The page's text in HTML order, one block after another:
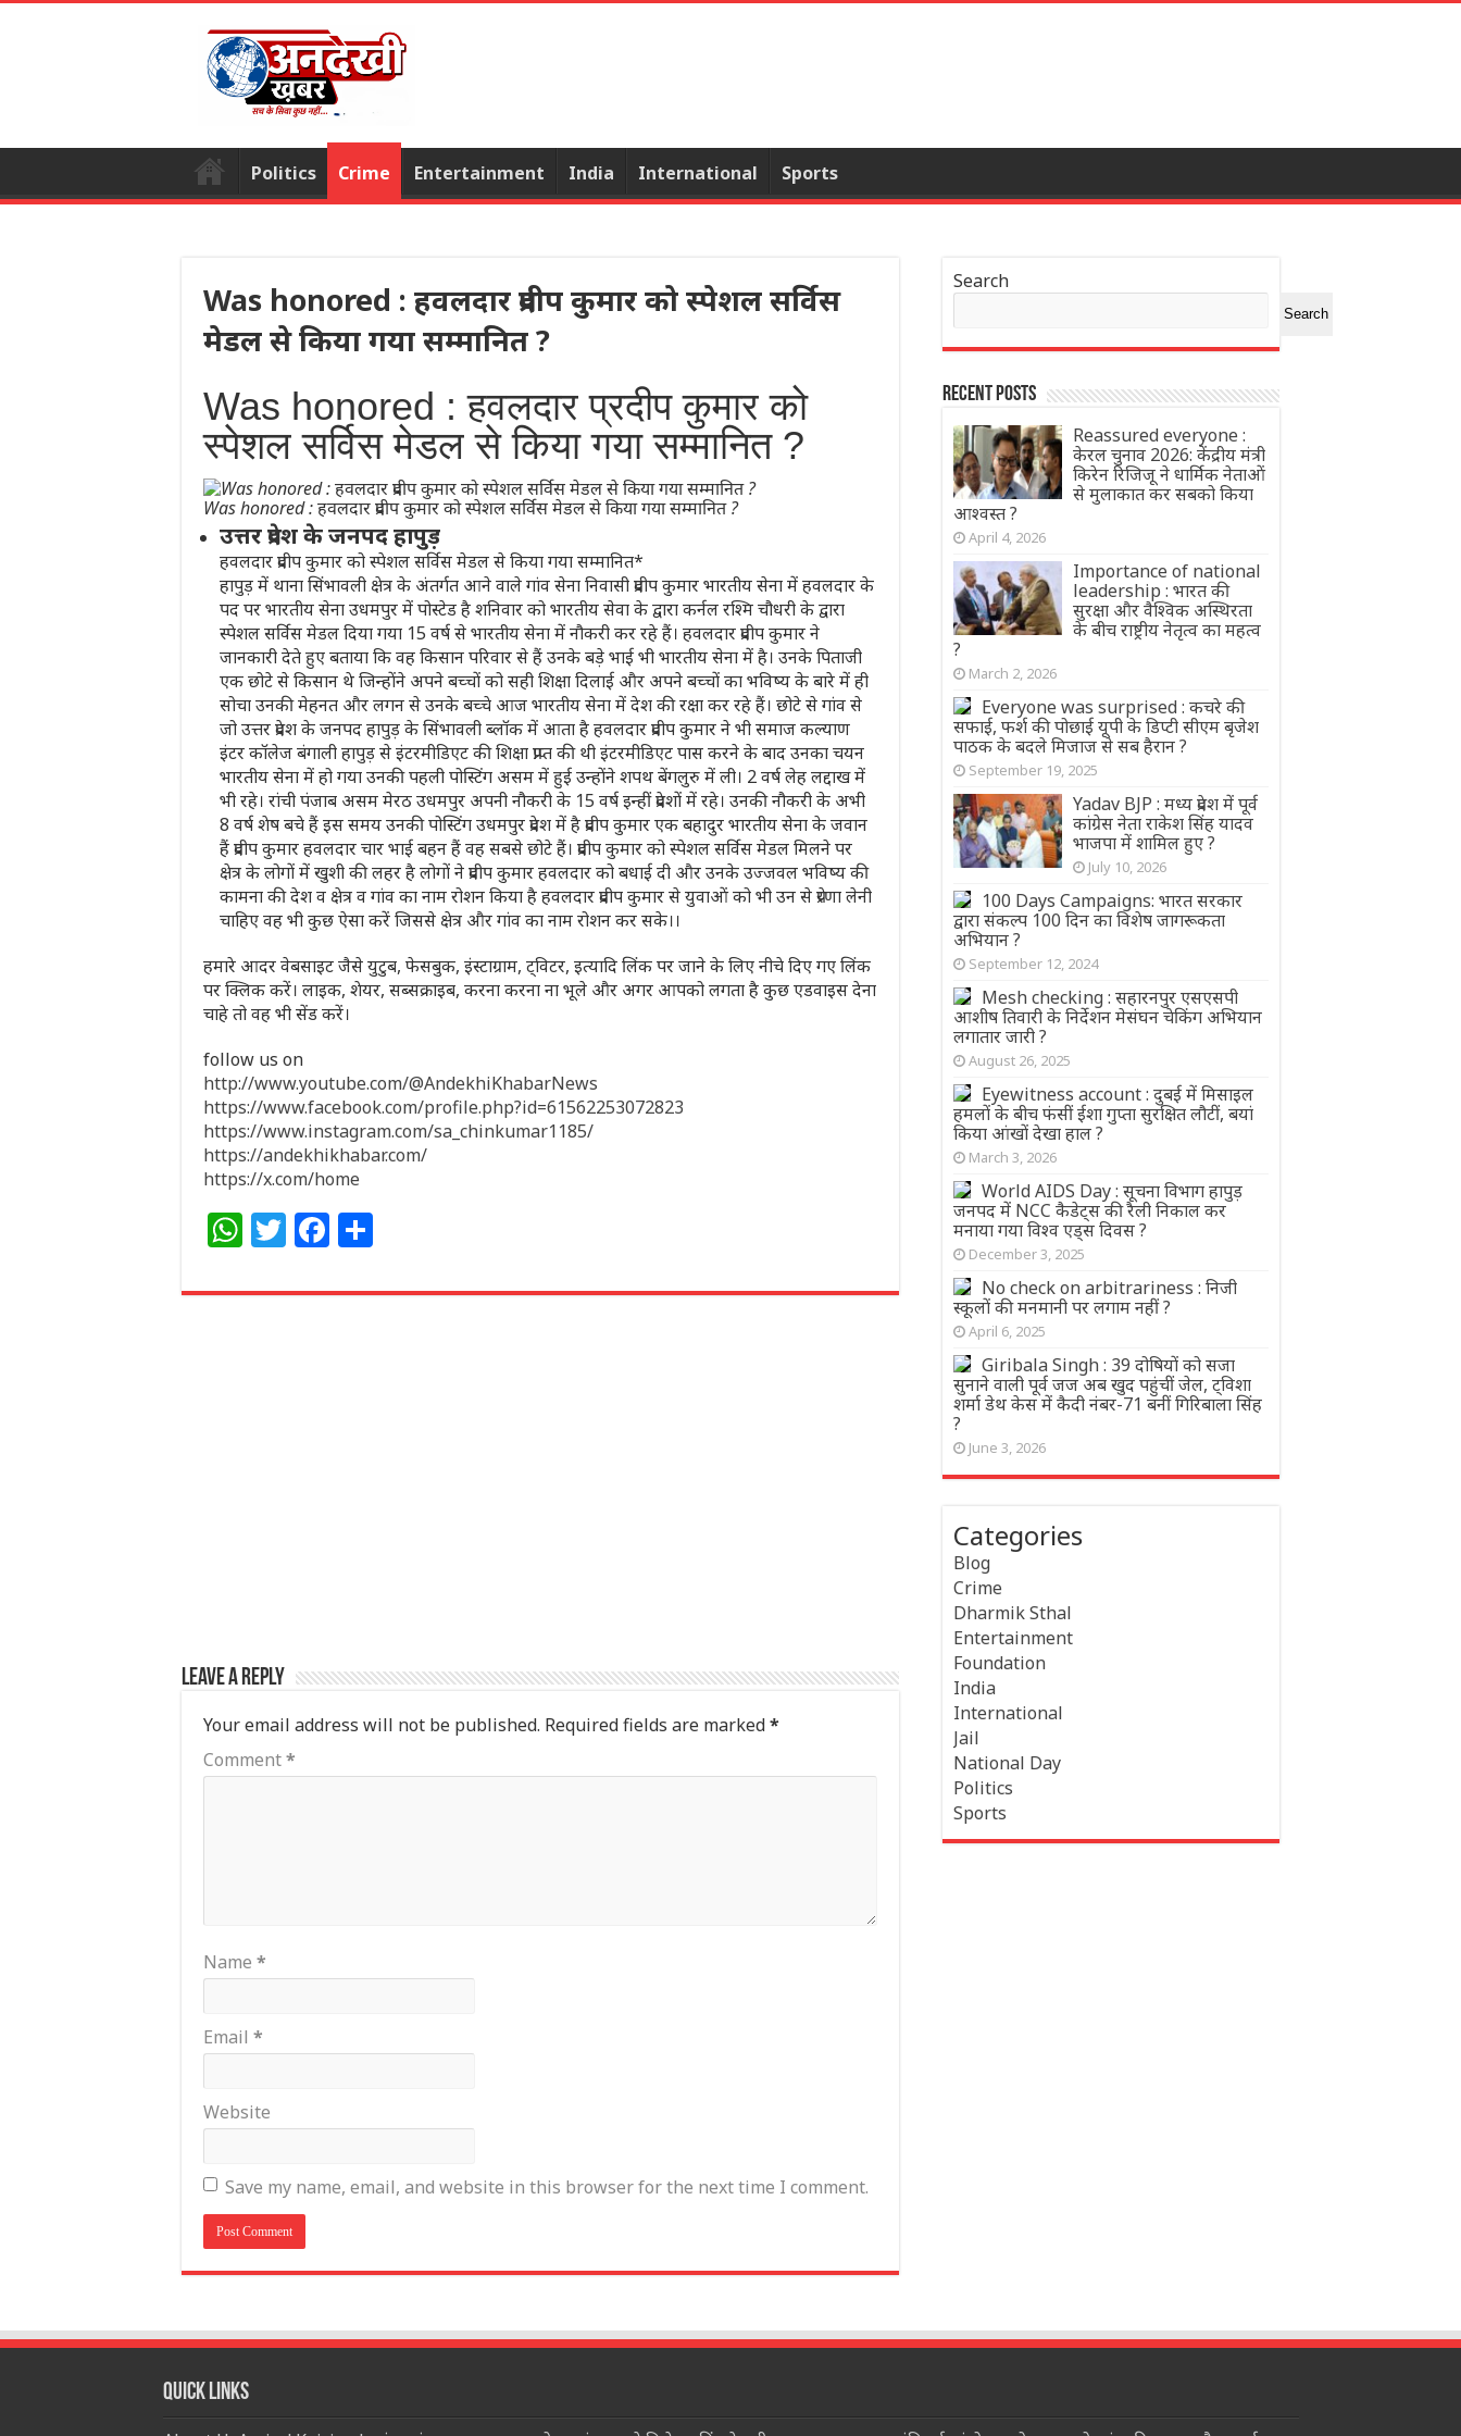
Politics Crime Entertainment India International Sports
Was honored : हवलदार प्रदीप कुमार को स्पेशल सर्विस
मेडल से किया गया सम्मानित ?
Was honored : हवलदार प्रदीप कुमार को
स्पेशल सर्विस मेडल से किया गया सम्मानित ?
Was honored : हवलदार प्रदीप कुमार को स्पेशल सर्विस मेडल से किया गया सम्मानित ?
उत्तर प्रदेश के जनपद हापुड़
हवलदार प्रदीप कुमार को स्पेशल सर्विस मेडल से किया गया सम्मानित*
हापुड़ में थाना सिंभावली क्षेत्र के अंतर्गत आने वाले गांव सेना निवासी प्रदीप कुमार भारतीय सेना में हवलदार के
पद पर भारतीय सेना उधमपुर में पोस्टेड है शनिवार को भारतीय सेवा के द्वारा कर्नल रश्मि चौधरी के द्वारा
स्पेशल सर्विस मेडल दिया गया 15 वर्ष से भारतीय सेना में नौकरी कर रहे हैं। हवलदार प्रदीप कुमार ने
जानकारी देते हुए बताया कि वह किसान परिवार से हैं उनके बड़े भाई भी भारतीय सेना में है। उनके पिताजी
एक छोटे से किसान थे जिन्होंने अपने बच्चों को सही शिक्षा दिलाई और अपने बच्चों का भविष्य के बारे में ही
सोचा उनकी मेहनत और लगन से उनके बच्चे आज भारतीय सेना में देश की रक्षा कर रहे हैं। छोटे से गांव से
जो उत्तर प्रदेश के जनपद हापुड़ के सिंभावली ब्लॉक में आता है हवलदार प्रदीप कुमार ने भी समाज कल्याण
इंटर कॉलेज बंगाली हापुड़ से इंटरमीडिएट की शिक्षा प्राप्त की थी इंटरमीडिएट पास करने के बाद उनका चयन
भारतीय सेना में हो गया उनकी पहली पोस्टिंग असम में हुई उन्होंने शपथ बेंगलुरु में ली। 2 वर्ष लेह लद्दाख में
भी रहे। रांची पंजाब असम मेरठ उधमपुर अपनी नौकरी के 15 वर्ष इन्हीं प्रदेशों में रहे। उनकी नौकरी के अभी
8 वर्ष शेष बचे हैं इस समय उनकी पोस्टिंग उधमपुर प्रदेश में है प्रदीप कुमार एक बहादुर भारतीय सेना के जवान
हैं प्रदीप कुमार हवलदार चार भाई बहन हैं वह सबसे छोटे हैं। प्रदीप कुमार को स्पेशल सर्विस मेडल मिलने पर
क्षेत्र के लोगों में खुशी की लहर है लोगों ने प्रदीप कुमार हवलदार को बधाई दी और उनके उज्जवल भविष्य की
कामना की देश व क्षेत्र व गांव का नाम रोशन किया है हवलदार प्रदीप कुमार से युवाओं को भी उन से प्रेरणा लेनी
चाहिए वह भी कुछ ऐसा करें जिससे क्षेत्र और गांव का नाम रोशन कर सके।।
हमारे आदर वेबसाइट जैसे युटुब, फेसबुक, इंस्टाग्राम, ट्विटर, इत्यादि लिंक पर जाने के लिए नीचे दिए गए लिंक
पर क्लिक करें। लाइक, शेयर, सब्सक्राइब, करना करना ना भूले और अगर आपको लगता है कुछ एडवाइस देना
चाहे तो वह भी सेंड करें।
follow us on
http://www.youtube.com/@AndekhiKhabarNews
https://www.facebook.com/profile.php?id=61562253072823
https://www.instagram.com/sa_chinkumar1185/
https://andekhikhabar.com/
https://x.com/home
W
at
T
itt
F
c ar
Leave a Reply
Your email address will not be published. Required fields are marked*
Comment*
Name *
Email *
Website
Save my name, email, and website in this browser for the next time I comment.
Search
Search
Recent Posts
Reassured everyone :
केरल चुनाव 2026: केंद्रीय मंत्री
किरेन रिजिजू ने धार्मिक नेताओं
से मुलाकात कर सबको किया
आश्वस्त ?
April 4, 2026
Importance of national
leadership : भारत की
सुरक्षा और वैश्विक अस्थिरता
के बीच राष्ट्रीय नेतृत्व का महत्व
?
March 2, 2026
Everyone was surprised : कचरे की
सफाई, फर्श की पोछाई यूपी के डिप्टी सीएम बृजेश
पाठक के बदले मिजाज से सब हैरान ?
September 19, 2025
Yadav BJP : मध्य प्रदेश में पूर्व
कांग्रेस नेता राकेश सिंह यादव
भाजपा में शामिल हुए ?
July 10, 2026
100 Days Campaigns: भारत सरकार
द्वारा संकल्प 100 दिन का विशेष जागरूकता
अभियान ?
September 12, 2024
Mesh checking : सहारनपुर एसएसपी
आशीष तिवारी के निर्देशन मेसंघन चेकिंग अभियान
लगातार जारी ?
August 26, 2025
Eyewitness account : दुबई में मिसाइल
हमलों के बीच फंसीं ईशा गुप्ता सुरक्षित लौटीं, बयां
किया आंखों देखा हाल ?
March 3, 2026
World AIDS Day : सूचना विभाग हापुड़
जनपद में NCC कैडेट्स की रैली निकाल कर
मनाया गया विश्व एड्स दिवस ?
December 3, 2025
No check on arbitrariness : निजी
स्कूलों की मनमानी पर लगाम नहीं ?
April 6, 2025
Giribala Singh : 39 दोषियों को सजा
सुनाने वाली पूर्व जज अब खुद पहुंचीं जेल, ट्विशा
शर्मा डेथ केस में कैदी नंबर-71 बनीं गिरिबाला सिंह
?
June 3, 2026
Categories
Blog
Crime
Dharmik Sthal
Entertainment
Foundation
India
International
Jail
National Day
Politics
Sports
Quick Links